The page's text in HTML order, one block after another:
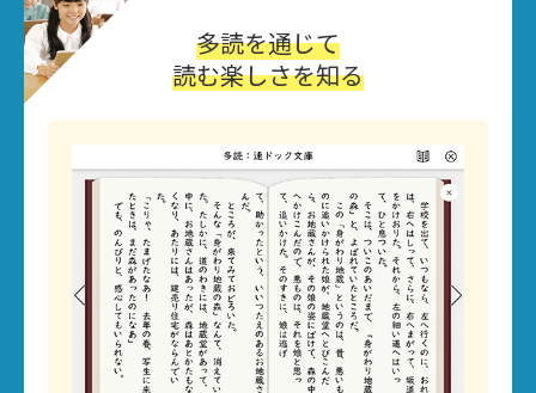
多読を通じて
読む楽しさを知る